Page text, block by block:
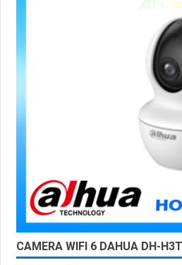
CAMERA WIFI 6 DAHUA DH-